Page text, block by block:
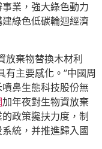
業，強大綠色動力
綠色低碳輪迴經濟
放棄物替換木材利
有主要感化。”中國周
鼻生態科技股份無
加年夜對生物資放棄
政策攙扶力度，制
統，并推進歸入國